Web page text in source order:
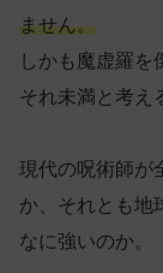
ません。
しかも魔虚羅を
それ未満と考え
現代の呪術師が
か、それとも地
なに強いのか。